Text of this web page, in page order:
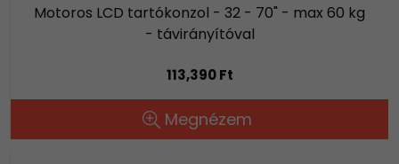
Motoros LCD tartókonzol - 32 - 70" - max 60 kg
- távirányítóval
113,390 Ft
Megnézem